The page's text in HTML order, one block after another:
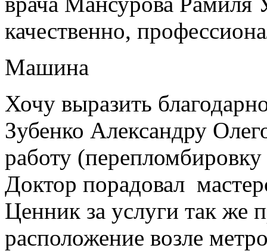
качественно,
Машина
Хочу выразить
Зубенко Александру
работу
Доктор порадовал
Ценник за услуги так же
расположение возле